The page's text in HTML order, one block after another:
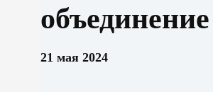
объединение
21 мая 2024